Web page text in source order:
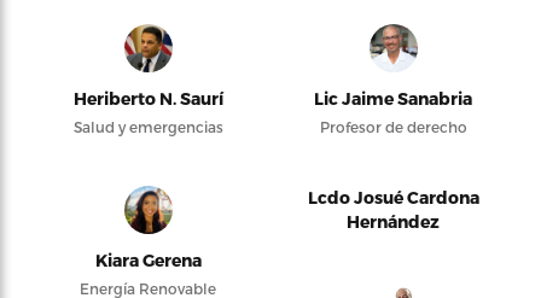
Heriberto N. Saurí
Salud y emergencias
Lic Jaime Sanabria
Profesor de derecho
Kiara Gerena
Energía Renovable
Lcdo Josué Cardona
Hernández